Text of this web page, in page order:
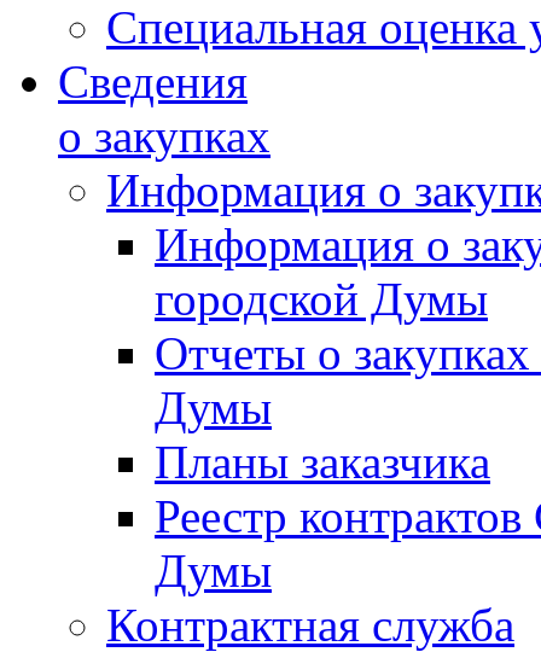
Специальная оценка
Сведения
о закупках
Информация о
Информация о
городской Думы
Отчеты о
Думы
Планы заказчика
Реестр
Думы
Контрактная служба